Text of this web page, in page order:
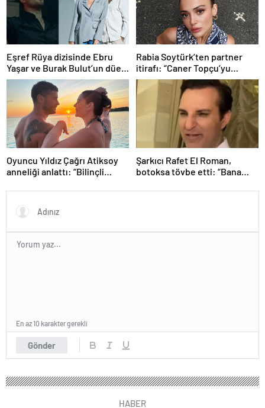
Eşref Rüya dizisinde Ebru
Yaşar ve Burak Bulut’un düet
parçası ‘Kehribar’ rüzgarı
Rabia Soytürk’ten partner
itirafı: “Caner Topçu’yu
sevmiyorum”
Oyuncu Yıldız Çağrı Atiksoy
anneliği anlattı: “Bilinçli
Şarkıcı Rafet El Roman,
botoksa tövbe etti: “Bana
Gönder
En az 10 karakter gerekli
HABER